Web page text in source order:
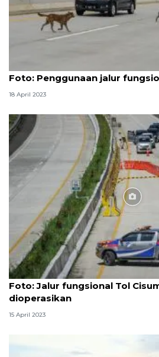
Foto: Penggunaan jalur
18 April 2023
Foto
Foto: Jalur fungsional Tol
dioperasikan
15 April 2023